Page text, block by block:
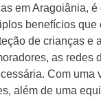
em Aragoiânia, é
benefícios que
de crianças e
as redes
Com uma
além de uma